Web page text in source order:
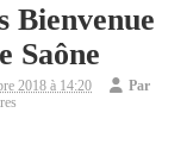
Bienvenue
Saône
2018 à 14:20
Par